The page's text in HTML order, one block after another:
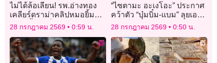
ไม่ได้ล้อเลียน! รพ.อ่างทอง
เคลียร์ดราม่าคลิปหมอยิ้ม
แถลงย้ำแค่ช็อกคำถามนัก
28 กรกฎาคม 2569 0:59 น.
“ไซตามะ อะเงโอะ” ประกาศ
คว้าตัว “บุ๋มบิ๋ม-แบม” ลุยเอ
สวี.ลีก
28 กรกฎาคม 2569 0:50 น.